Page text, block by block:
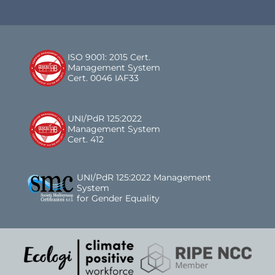
ISO 9001: 2015 Cert.
Management System
Cert. 0046 IAF33
UNI/PdR 125:2022
Management System
Cert. 412
UNI/PdR 125:2022 Management
System
for Gender Equality